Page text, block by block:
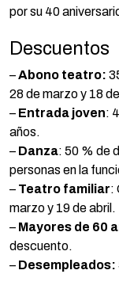
por su 40
Descuentos
–Abono teatro:
28 de marzo y 18
– Entrada joven:
años.
– Danza: 50 % de
personas en la
– Teatro familiar:
marzo y 19 de abril.
– Mayores de 60
descuento.
– Desempleados: